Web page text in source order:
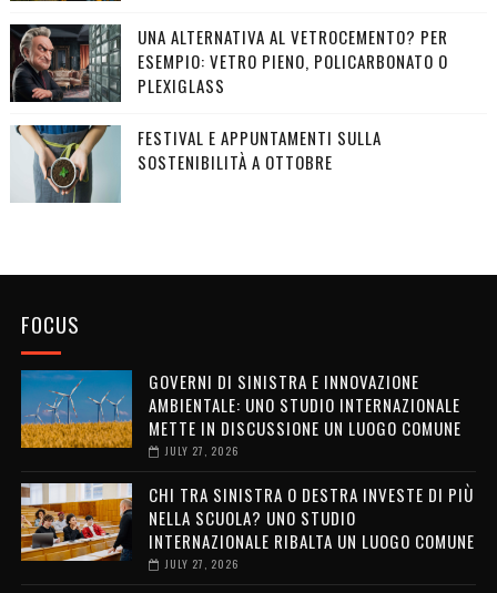
UNA ALTERNATIVA AL VETROCEMENTO? PER
ESEMPIO: VETRO PIENO, POLICARBONATO O
PLEXIGLASS
FESTIVAL E APPUNTAMENTI SULLA
SOSTENIBILITÀ A OTTOBRE
FOCUS
GOVERNI DI SINISTRA E INNOVAZIONE
AMBIENTALE: UNO STUDIO INTERNAZIONALE
METTE IN DISCUSSIONE UN LUOGO COMUNE
JULY 27, 2026
CHI TRA SINISTRA O DESTRA INVESTE DI PIÙ
NELLA SCUOLA? UNO STUDIO
INTERNAZIONALE RIBALTA UN LUOGO COMUNE
JULY 27, 2026